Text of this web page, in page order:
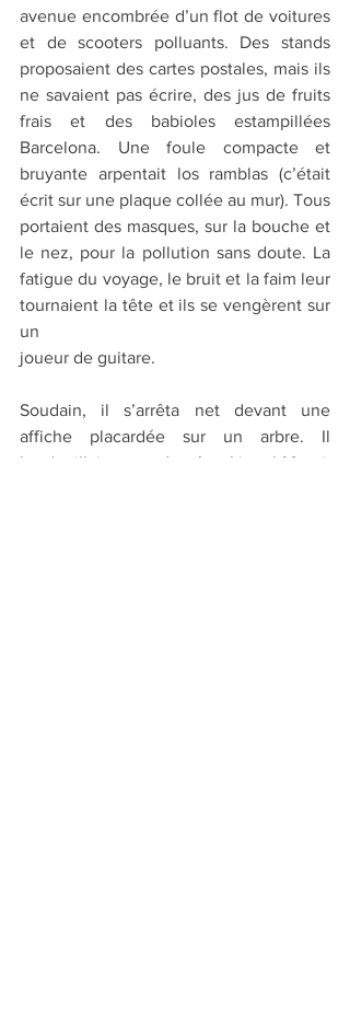
avenue encombrée d’un flot de voitures
et de scooters polluants. Des stands
proposaient des cartes postales, mais ils
ne savaient pas écrire, des jus de fruits
frais et des babioles estampillées
Barcelona. Une foule compacte et
bruyante arpentait los ramblas (c’était
écrit sur une plaque collée au mur). Tous
portaient des masques, sur la bouche et
le nez, pour la pollution sans doute. La
fatigue du voyage, le bruit et la faim leur
tournaient la tête et ils se vengèrent sur
un
joueur de guitare.
Soudain, il s’arrêta net devant une
affiche placardée sur un arbre. Il
bredouillait : regarde, c’est Lionel Messi,